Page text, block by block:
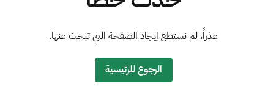
عذراً، لم نستطع إيجاد الصفحة التي تبحث عنها.
الرجوع للرئيسية